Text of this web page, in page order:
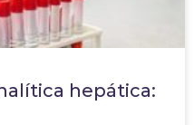
hepática: